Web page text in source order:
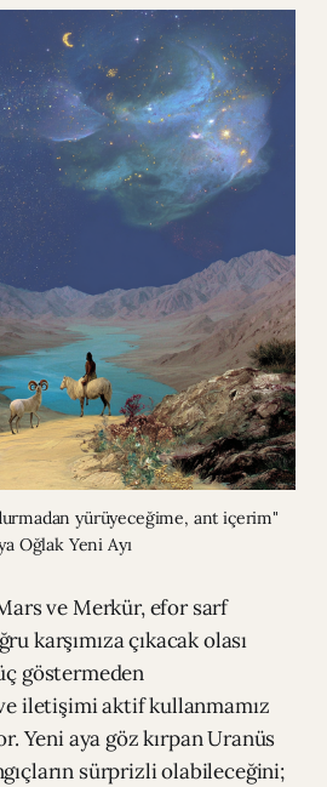
yürüyeceğime, ant içerim"
Oğlak Yeni Ayı
ve Merkür, efor sarf
karşımıza çıkacak olası
göstermeden
iletişimi aktif kullanmamız
Yeni aya göz kırpan Uranüs
sürprizli olabileceğini;